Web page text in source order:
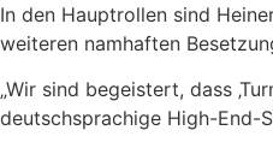
In den Hauptrollen sind
weiteren namhaften
„Wir sind begeistert, dass
deutschsprachige High-End-